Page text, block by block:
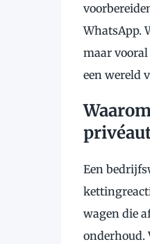
WhatsApp.
maar
een wereld
Een
wagen die
onderhoud.